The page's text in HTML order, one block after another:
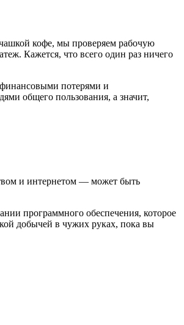
кофе, мы проверяем рабочую
Кажется, что всего один раз ничего
финансовыми потерями и
общего пользования, а значит,
и интернетом — может быть
программного обеспечения, которое
добычей в чужих руках, пока вы